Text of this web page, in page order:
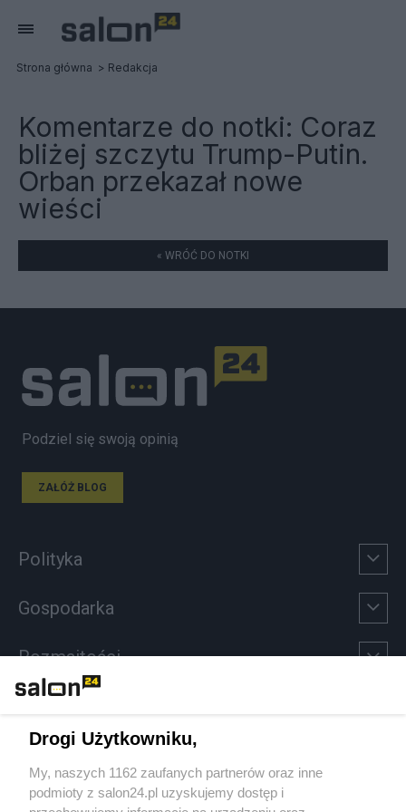
Strona główna Redakcja
Komentarze do notki: Coraz
bliżej szczytu Trump-Putin.
Orban przekazał nowe
wieści
« WRÓĆ DO NOTKI
Podziel się swoją opinią
ZAŁÓŻ BLOG
Polityka
Gospodarka
Rozmaitości
Sport
Społeczeństwo
Drogi Użytkowniku,
My, naszych 1162 zaufanych partnerów oraz inne
podmioty z salon24.pl uzyskujemy dostęp i